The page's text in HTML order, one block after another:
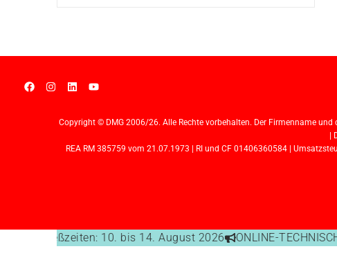
Copyright © DMG 2006/26. Alle Rechte vorbehalten. Der Firmenname
REA RM 385759 vom 21.07.1973 | RI und CF 01406360584 |
Schließzeiten: 10. bis 14. August 2026 ONLINE-